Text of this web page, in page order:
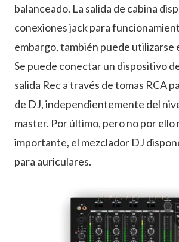
balanceado. La salida de cabina
conexiones jack para
embargo, también puede utilizarse
Se puede conectar un dispositivo
salida Rec a través de tomas RCA
de DJ, independientemente del
master. Por último, pero no por ello
importante, el mezclador DJ
para auriculares.